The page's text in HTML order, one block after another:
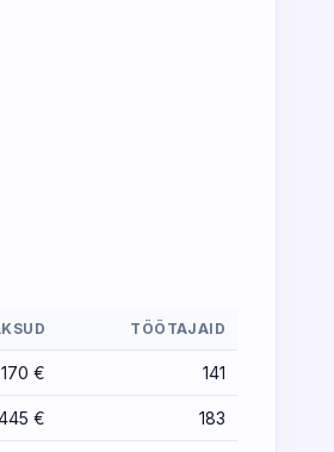
TÖÖTAJAID
€ 141
€ 183